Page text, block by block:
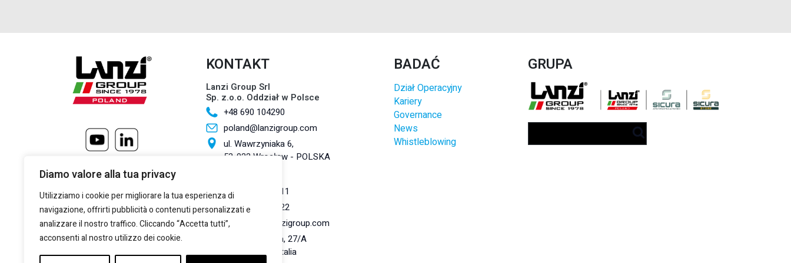
Diamo valore alla tua privacy
Utilizziamo i cookie per migliorare la tua esperienza di
navigazione, offrirti pubblicità o contenuti personalizzati e
analizzare il nostro traffico. Cliccando “Accetta tutti”,
acconsenti al nostro utilizzo dei cookie.
KONTAKT
Lanzi Group Srl
Sp. z.o.o. Oddział w Polsce
+48 690 104290
poland@lanzigroup.com
ul. Wawrzyniaka 6,
53-022 Wrocław - POLSKA
+39 011 2284011
+39 011 2284022
marketing@lanzigroup.com
Via Giulio Natta, 27/A
Torino, 10148 Italia
BADAĆ
Dział Operacyjny
Kariery
Governance
News
Whistleblowing
GRUPA